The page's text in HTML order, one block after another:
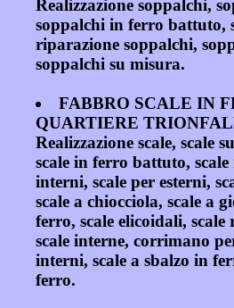
Realizzazione soppalchi,
soppalchi in ferro battuto,
riparazione soppalchi,
soppalchi su misura.
FABBRO SCALE IN
QUARTIERE
Realizzazione scale, scale
scale in ferro battuto, scale
interni, scale per esterni,
scale a chiocciola, scale a
ferro, scale elicoidali,
scale interne, corrimano
interni, scale a sbalzo in
ferro.